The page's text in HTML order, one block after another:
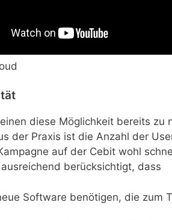
diese Möglichkeit bereits zu
der Praxis ist die Anzahl der
auf der Cebit wohl
berücksichtigt, dass
Software benötigen, die zum